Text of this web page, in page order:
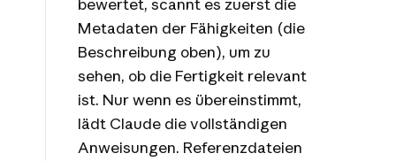
bewertet, scannt es zuerst die
Metadaten der Fähigkeiten (die
Beschreibung oben), um zu
sehen, ob die Fertigkeit relevant
ist. Nur wenn es übereinstimmt,
lädt Claude die vollständigen
Anweisungen. Referenzdateien